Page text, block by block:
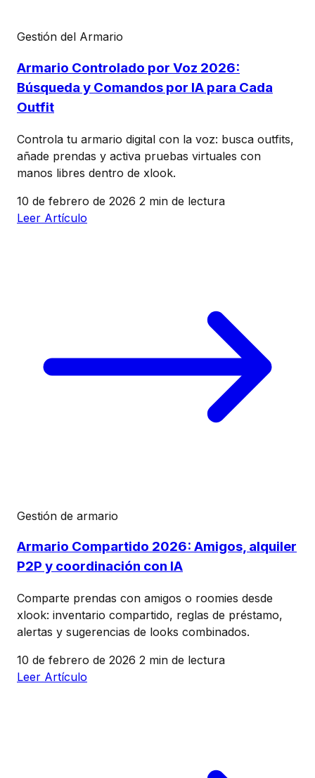
Gestión del Armario
Armario Controlado por Voz 2026:
Búsqueda y Comandos por IA para Cada
Outfit
Controla tu armario digital con la voz: busca outfits,
añade prendas y activa pruebas virtuales con
manos libres dentro de xlook.
10 de febrero de 2026 2 min de lectura
Leer Artículo
Gestión de armario
Armario Compartido 2026: Amigos, alquiler
P2P y coordinación con IA
Comparte prendas con amigos o roomies desde
xlook: inventario compartido, reglas de préstamo,
alertas y sugerencias de looks combinados.
10 de febrero de 2026 2 min de lectura
Leer Artículo